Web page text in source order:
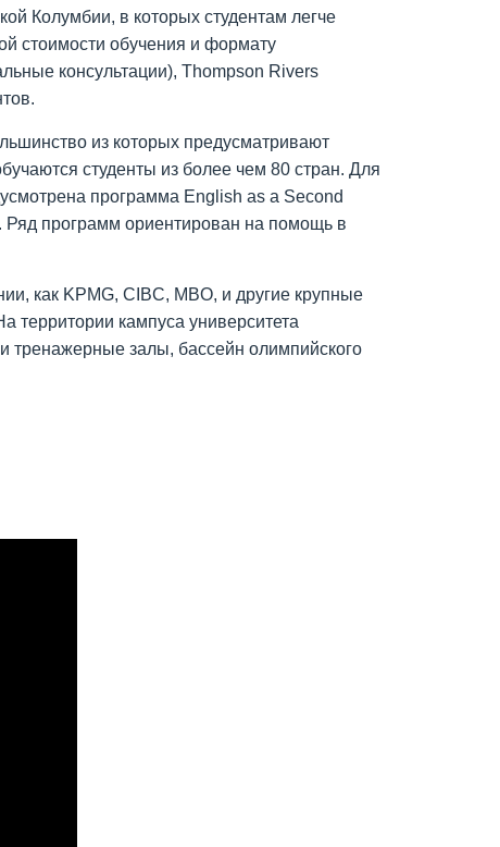
Колумбии, в которых студентам легче
стоимости обучения и формату
консультации), Thompson Rivers
из которых предусматривают
студенты из более чем 80 стран. Для
программа English аs a Second
программ ориентирован на помощь в
как KPMG, CIBC, MBO, и другие крупные
территории кампуса университета
тренажерные залы, бассейн олимпийского